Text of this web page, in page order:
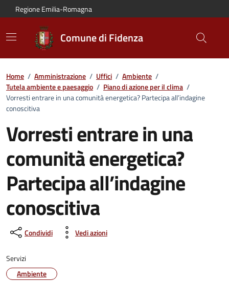
Vai al contenuto principale
Vai alla navigazione del sito
Vai al piede di pagina
Regione Emilia-Romagna
Comune di Fidenza
Home / Amministrazione / Uffici / Ambiente /
Tutela ambiente e paesaggio / Piano di azione per il clima /
Vorresti entrare in una comunità energetica? Partecipa all’indagine
conoscitiva
Vorresti entrare in una
comunità energetica?
Partecipa all’indagine
conoscitiva
Condividi Vedi azioni
Servizi
Ambiente